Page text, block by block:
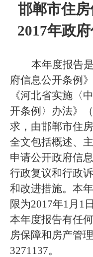
邯郸市住
2017年政
本年度报告
府信息公开条例
《河北省实施〈
开条例〉办法》
求，由邯郸市住
全文包括概述、
申请公开政府信
行政复议和行政
和改进措施。本
限为2017年1月1
本年度报告有任
房保障和房产管
3271137。